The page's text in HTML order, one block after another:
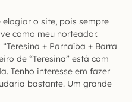
o site, pois sempre
como meu norteador.
+ Parnaíba + Barra
de “Teresina” está com
Tenho interesse em fazer
bastante. Um grande